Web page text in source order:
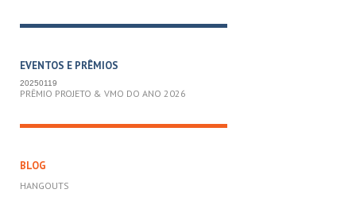
EVENTOS E PRÊMIOS
20250119
PRÊMIO PROJETO & VMO DO ANO 2026
BLOG
HANGOUTS